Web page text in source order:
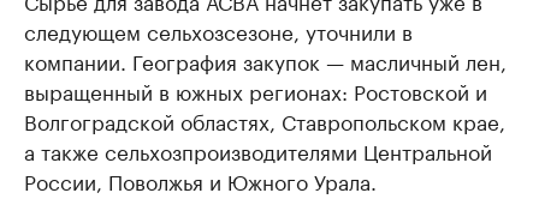
следующем сельхозсезоне, уточнили в
компании. География закупок — масличный лен,
выращенный в южных регионах: Ростовской и
Волгоградской областях, Ставропольском крае,
а также сельхозпроизводителями Центральной
России, Поволжья и Южного Урала.